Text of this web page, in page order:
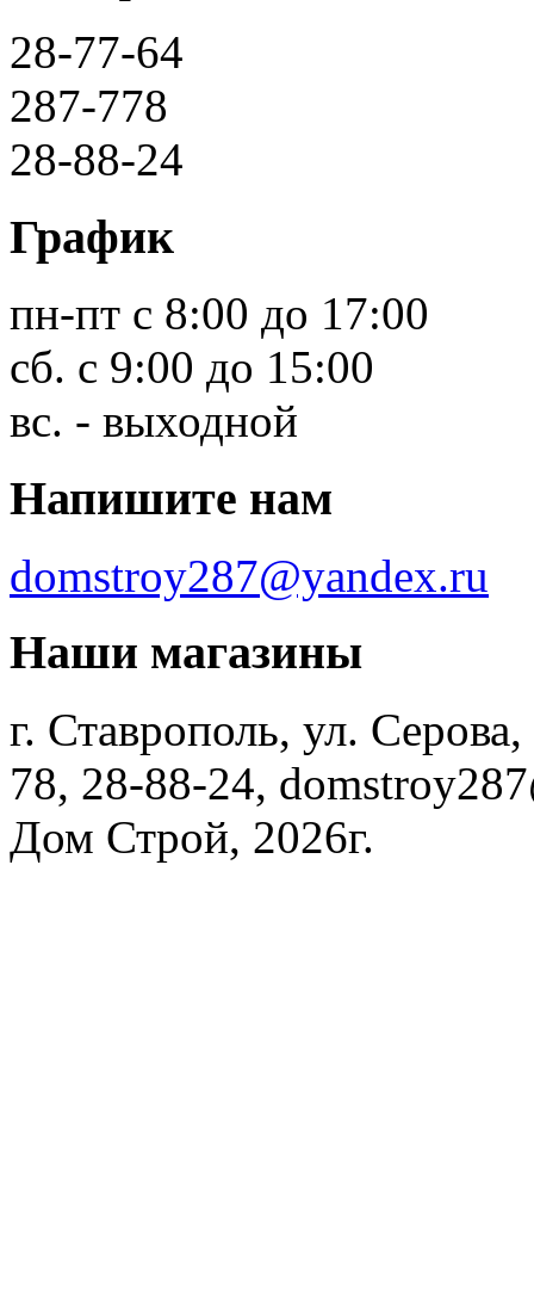
28-77-64
287-778
28-88-24
График
пн-пт с 8:00 до 17:00
сб. с 9:00 до 15:00
вс. - выходной
Напишите нам
domstroy287@yandex.ru
Наши магазины
г. Ставрополь, ул.
78, 28-88-24,
Дом Строй, 2026г.